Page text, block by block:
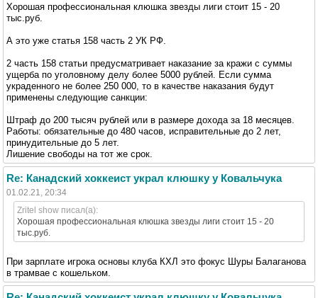
Хорошая профессиональная клюшка звезды лиги стоит 15 - 20
тыс.руб.
А это уже статья 158 часть 2 УК РФ.
2 часть 158 статьи предусматривает наказание за кражи с суммы
ущерба по уголовному делу более 5000 рублей. Если сумма
украденного не более 250 000, то в качестве наказания будут
применены следующие санкции:
Штраф до 200 тысяч рублей или в размере дохода за 18 месяцев.
Работы: обязательные до 480 часов, исправительные до 2 лет,
принудительные до 5 лет.
Лишение свободы на тот же срок.
Re: Канадский хоккеист украл клюшку у Ковальчука
01.02.21, 20:34
Zritel show писал(а):
Хорошая профессиональная клюшка звезды лиги стоит 15 - 20
тыс.руб.
При зарплате игрока основы клуба КХЛ это фокус Шуры Балаганова
в трамвае с кошельком.